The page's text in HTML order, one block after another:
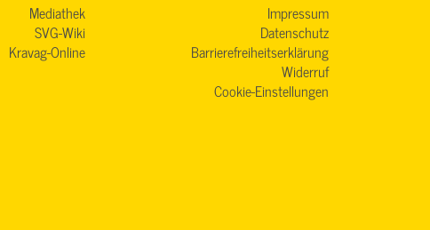
Mediathek
SVG-Wiki
Kravag-Online
Impressum
Datenschutz
Barrierefreiheitserklärung
Widerruf
Cookie-Einstellungen